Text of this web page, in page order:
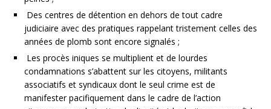
Des centres de détention en dehors de tout cadre
judiciaire avec des pratiques rappelant tristement celles des
années de plomb sont encore signalés ;
Les procès iniques se multiplient et de lourdes
condamnations s’abattent sur les citoyens, militants
associatifs et syndicaux dont le seul crime est de
manifester pacifiquement dans le cadre de l’action